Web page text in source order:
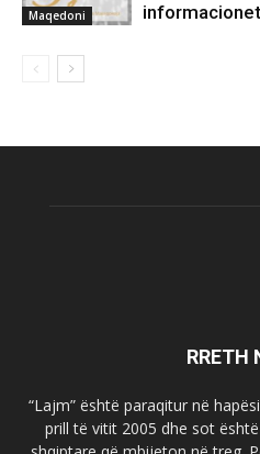
Maqedoni
RRETH
“Lajm” është paraqitur në
prill të vitit 2005 dhe sot